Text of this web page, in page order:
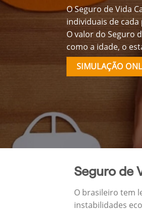
O Seguro de Vida
individuais de
O valor do Seguro
como a idade, o
SIMULAÇÃO
Seguro de
O brasileiro tem
instabilidades